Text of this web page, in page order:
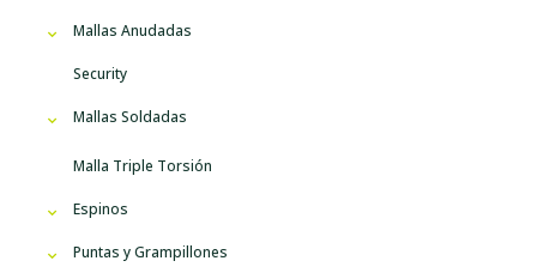
Mallas Anudadas
Security
Mallas Soldadas
Malla Triple Torsión
Espinos
Puntas y Grampillones